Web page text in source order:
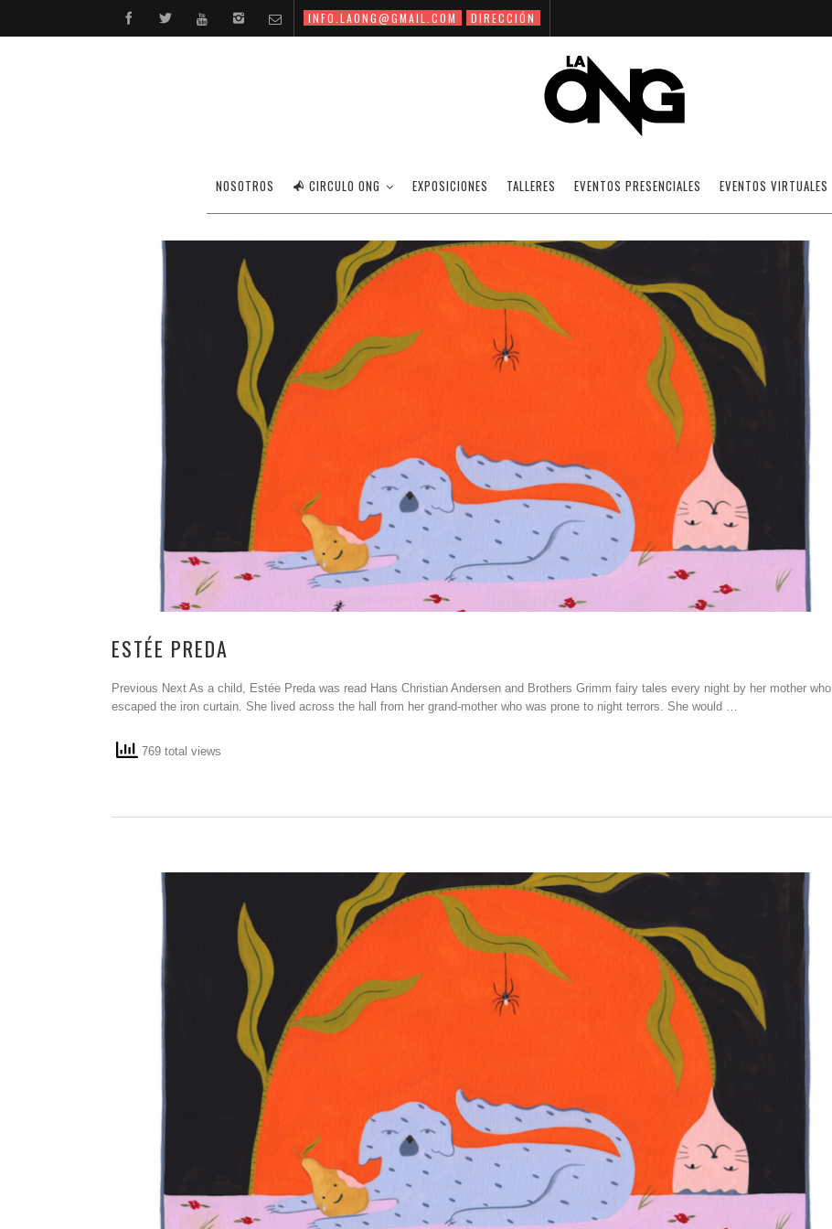
INFO.LAONG@GMAIL.COM DIRECCIÓN
NOSOTROS CIRCULO ONG EXPOSICIONES TALLERES EVENTOS PRESENCIALES EVENTOS VIRTUALES
ESTÉE PREDA
ESTÉE PREDA
Previous Next As a child, Estée Preda was read Hans Christian Andersen and Brothers Grimm fairy tales every night by her mother who
escaped the iron curtain. She lived across the hall from her grand-mother who was prone to night terrors. She would …
769 total views